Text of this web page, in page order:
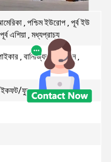
, পশ্চিম ইউরোপ , পূর্ব ইউ
এশিয়া , মধ্যপ্রাচ্য
, বানিজ্যিক প্রতিষ্ঠান ,
ফুনওয়াটার